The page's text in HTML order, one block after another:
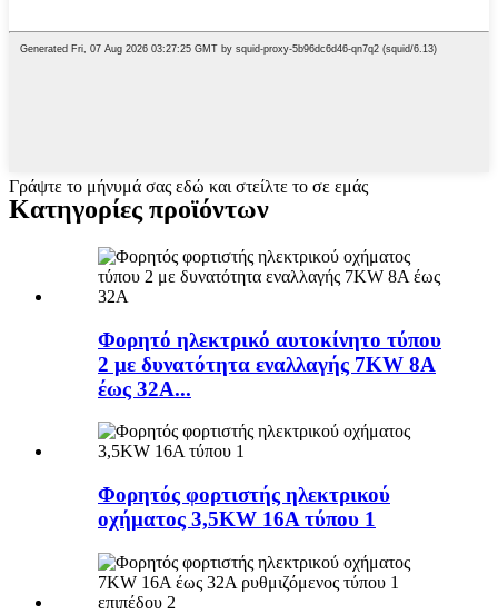
Γράψτε το μήνυμά σας εδώ και στείλτε το σε εμάς
Κατηγορίες προϊόντων
Φορητό ηλεκτρικό αυτοκίνητο τύπου
2 με δυνατότητα εναλλαγής 7KW 8A
έως 32A...
Φορητός φορτιστής ηλεκτρικού
οχήματος 3,5KW 16A τύπου 1